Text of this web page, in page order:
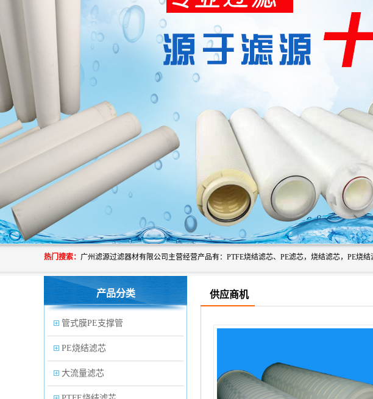
热门搜索：
产品分类
管式膜PE支撑管
PE烧结滤芯
大流量滤芯
供应商机